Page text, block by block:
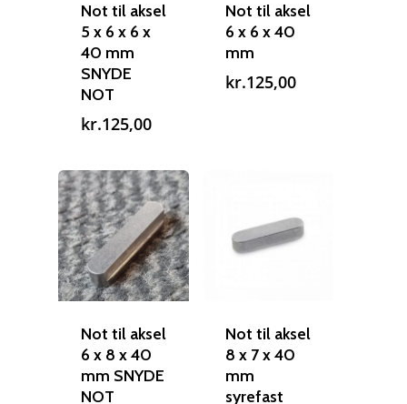
Not til aksel
5 x 6 x 6 x
40 mm
SNYDE
NOT
kr.125,00
Not til aksel
6 x 6 x 40
mm
kr.125,00
Not til aksel
6 x 8 x 40
mm SNYDE
NOT
Not til aksel
8 x 7 x 40
mm
syrefast
Om reparation
Indlever din propel
Guides
Påføring af PropShield
Montering af propel
Om os
Kontakt